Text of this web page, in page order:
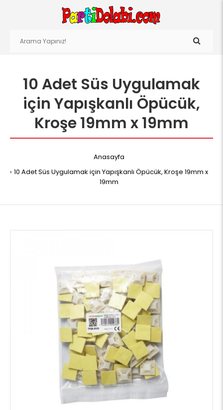
10 Adet Süs Uygulamak
için Yapışkanlı Öpücük,
Kroşe 19mm x 19mm
Anasayfa
10 Adet Süs Uygulamak için Yapışkanlı Öpücük, Kroşe 19mm x
19mm